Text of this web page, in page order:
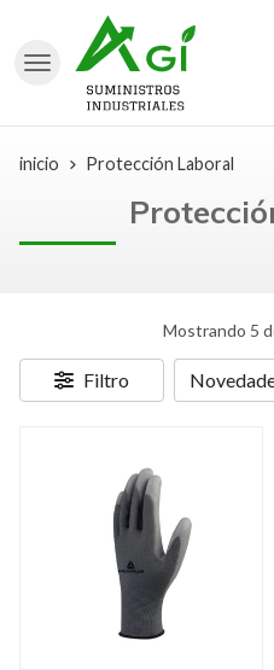
inicio Protección Laboral
Mostrando 5
Filtro